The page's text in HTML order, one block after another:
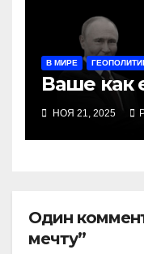
В МИРЕ
Ваше как
НОЯ 21, 2025
Один
мечту”